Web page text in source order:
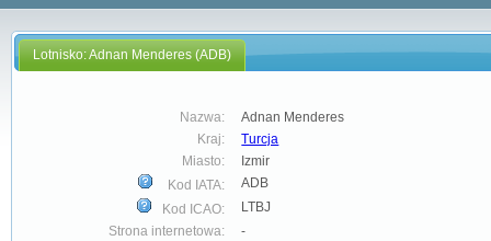
Lotnisko: Adnan Menderes (ADB)
Nazwa:
Adnan Menderes
Kraj:
Turcja
Miasto:
Izmir
Kod IATA:
ADB
Kod ICAO:
LTBJ
Strona internetowa:
-